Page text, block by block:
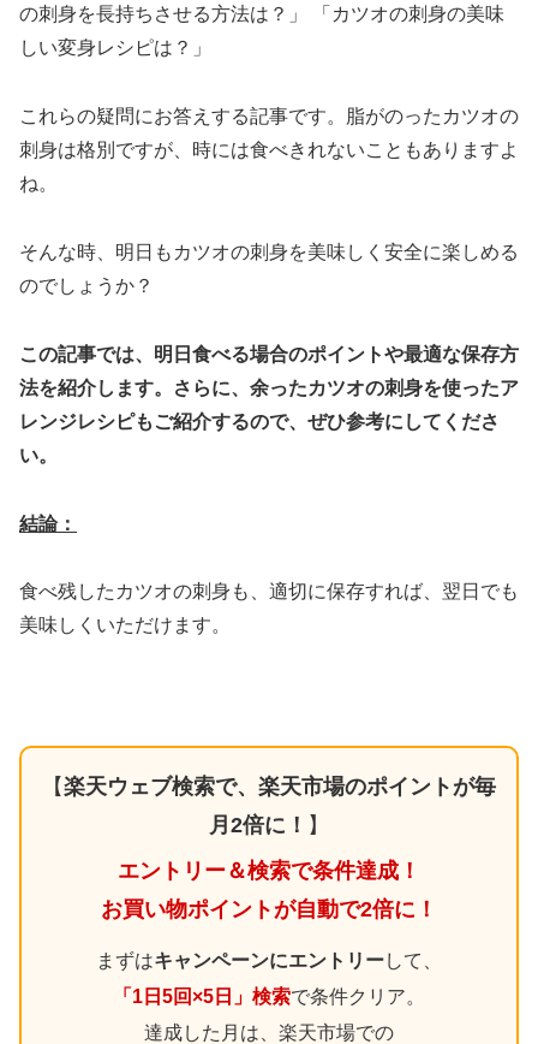
の刺身を長持ちさせる方法は？」 「カツオの刺身の美味
しい変身レシピは？」
これらの疑問にお答えする記事です。脂がのったカツオの
刺身は格別ですが、時には食べきれないこともありますよ
ね。
そんな時、明日もカツオの刺身を美味しく安全に楽しめる
のでしょうか？
この記事では、明日食べる場合のポイントや最適な保存方
法を紹介します。さらに、余ったカツオの刺身を使ったア
レンジレシピもご紹介するので、ぜひ参考にしてくださ
い。
結論：
食べ残したカツオの刺身も、適切に保存すれば、翌日でも
美味しくいただけます。
【楽天ウェブ検索で、楽天市場のポイントが毎
月2倍に！ 】
エントリー＆検索で条件達成！
お買い物ポイントが自動で2倍に！
まずはキャンペーンにエントリーして、
「1日5回×5日」検索で条件クリア。
達成した月は、楽天市場での